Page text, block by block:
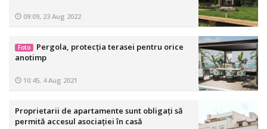
09:09, 23 Aug 2022
Foto
Pergola, protecția terasei pentru orice
anotimp
10:45, 4 Aug 2021
Proprietarii de apartamente sunt obligaţi să
permită accesul asociaţiei în casă